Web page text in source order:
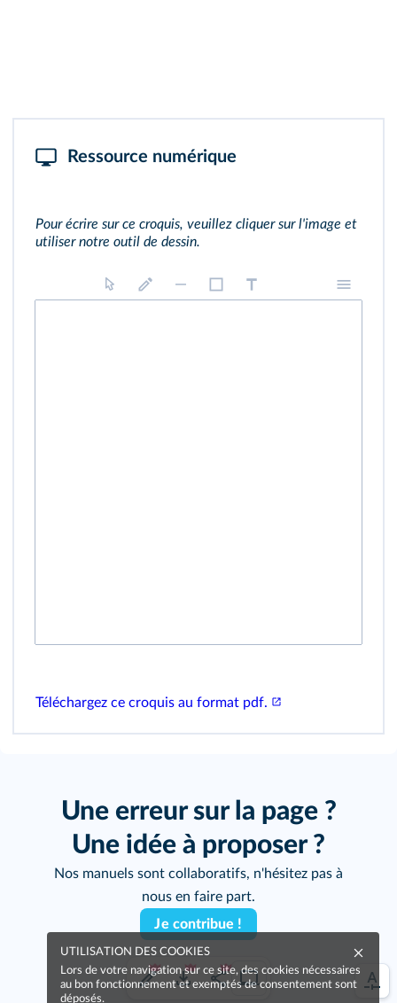
Ressource numérique
Pour écrire sur ce croquis, veuillez cliquer sur l'image et
utiliser notre outil de dessin.
Téléchargez ce croquis au format pdf.
Une erreur sur la page ?
Une idée à proposer ?
Nos manuels sont collaboratifs, n'hésitez pas à
nous en faire part.
Je contribue !
UTILISATION DES COOKIES
Lors de votre navigation sur ce site, des cookies nécessaires
au bon fonctionnement et exemptés de consentement sont
déposés.